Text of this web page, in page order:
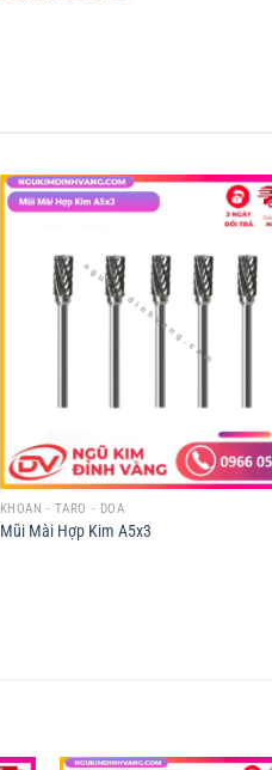
KHOAN - TARO - DOA
Mũi Mài Hợp Kim A5x3